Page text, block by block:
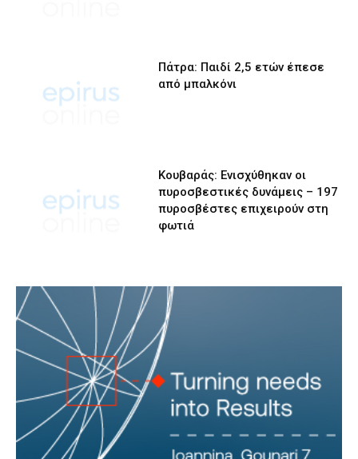
Πάτρα: Παιδί 2,5 ετών έπεσε
από μπαλκόνι
Κουβαράς: Ενισχύθηκαν οι
πυροσβεστικές δυνάμεις – 197
πυροσβέστες επιχειρούν στη
φωτιά